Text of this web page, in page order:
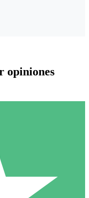
Individuales
Sin compromiso
opiniones